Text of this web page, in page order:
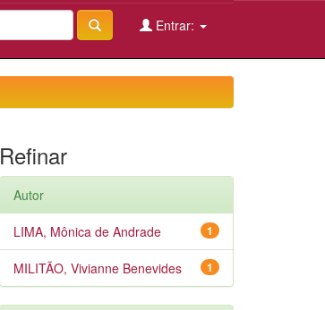
Entrar:
Refinar
Autor
1
LIMA, Mônica de Andrade
1
MILITÃO, Vivianne Benevides